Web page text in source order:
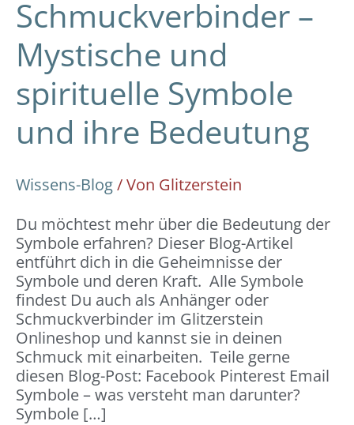
Schmuckverbinder –
Mystische und
spirituelle Symbole
und ihre Bedeutung
Wissens-Blog/ Von Glitzerstein
Du möchtest mehr über die Bedeutung der
Symbole erfahren? Dieser Blog-Artikel
entführt dich in die Geheimnisse der
Symbole und deren Kraft. Alle Symbole
findest Du auch als Anhänger oder
Schmuckverbinder im Glitzerstein
Onlineshop und kannst sie in deinen
Schmuck mit einarbeiten. Teile gerne
diesen Blog-Post: Facebook Pinterest Email
Symbole – was versteht man darunter?
Symbole […]